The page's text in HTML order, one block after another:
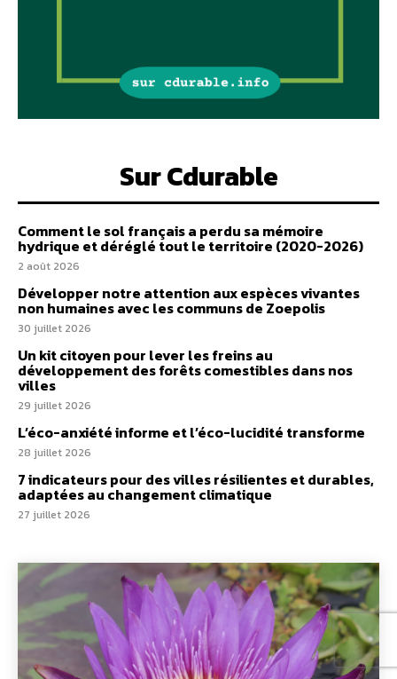
Sur Cdurable
Comment le sol français a perdu sa mémoire
hydrique et déréglé tout le territoire (2020-2026)
2 août 2026
Développer notre attention aux espèces vivantes
non humaines avec les communs de Zoepolis
30 juillet 2026
Un kit citoyen pour lever les freins au
développement des forêts comestibles dans nos
villes
29 juillet 2026
L’éco-anxiété informe et l’éco-lucidité transforme
28 juillet 2026
7 indicateurs pour des villes résilientes et durables,
adaptées au changement climatique
27 juillet 2026